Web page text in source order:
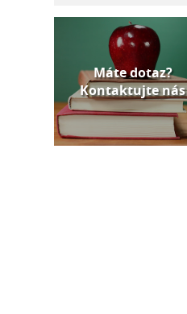
Máte dotaz?
Kontaktujte nás